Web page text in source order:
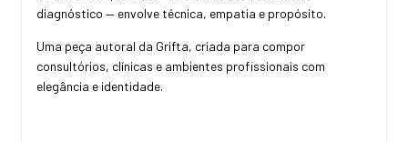
diagnóstico — envolve técnica, empatia e propósito.
Uma peça autoral da Grifta, criada para compor
consultórios, clínicas e ambientes profissionais com
elegância e identidade.